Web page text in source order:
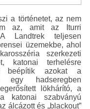
a történetet, az nem
az, amit az Iturri
Landtrek teljesen
üzemekbe, ahol
szerkezeti
katonai terhelésre
beépítik azokat a
egy hadseregben
lökhárító, a
katonai szabványú
álcázott és „blackout”